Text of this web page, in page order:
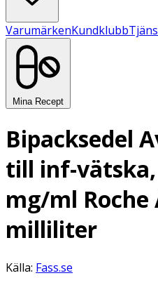
VarumärkenKundklubb
Mina Recept
Bipacksedel
till inf-vätska,
mg/ml Roche
milliliter
Källa: Fass.se